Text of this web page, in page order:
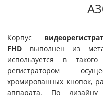
Корпус
FHD выполнен из
используется в
регистратором
хромированных кнопок,
аппарата. По дизайну